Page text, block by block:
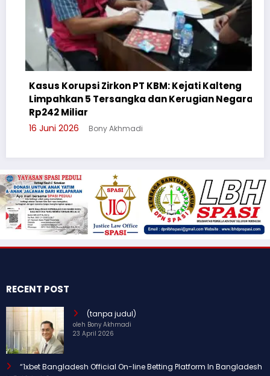
Zirkon PT KBM: Kejati Kalteng
Tersangka dan Kerugian Negara
Bony Akhmadi
Cegah
RECENT POST
(tanpa judul)
oleh Bony Akhmadi
23 April 2026
“1xbet Bangladesh Official On-line Betting Platform In Bangladesh